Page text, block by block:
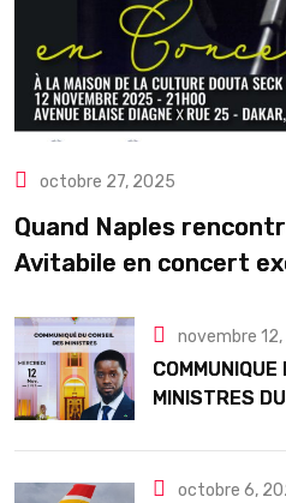
octobre 27, 2025
Quand Naples
Avitabile en concert
novembre
MINISTRES
octobre 6,